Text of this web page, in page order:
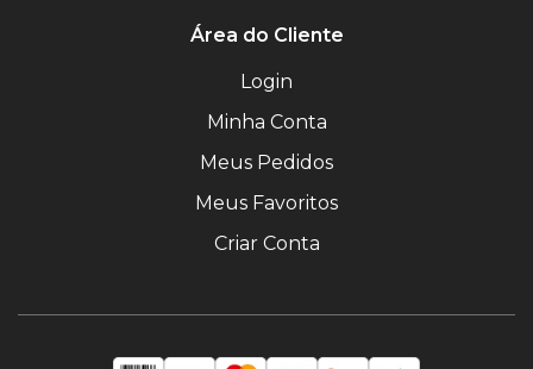
Área do Cliente
Login
Minha Conta
Meus Pedidos
Meus Favoritos
Criar Conta